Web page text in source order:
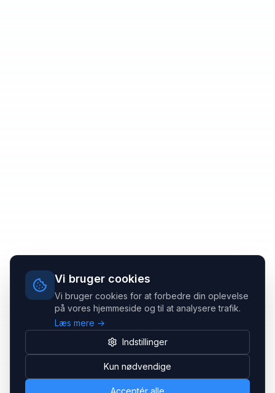
Vi bruger cookies
Vi bruger cookies for at forbedre din oplevelse
på vores hjemmeside og til at analysere trafik.
Læs mere →
Indstillinger
Kun nødvendige
Acceptér alle